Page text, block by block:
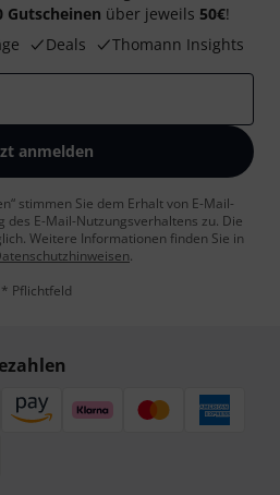
Gutscheinen über jeweils 50€!
Deals Thomann Insights
anmelden
stimmen Sie dem Erhalt von E-Mail-
des E-Mail-Nutzungsverhaltens zu. Die
Weitere Informationen finden Sie in
.
* Pflichtfeld